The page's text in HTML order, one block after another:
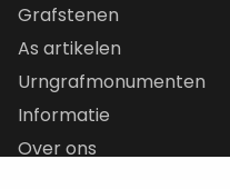
Grafstenen
As artikelen
Urngrafmonumenten
Informatie
Over ons